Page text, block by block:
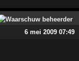
6 mei 2009 07:49